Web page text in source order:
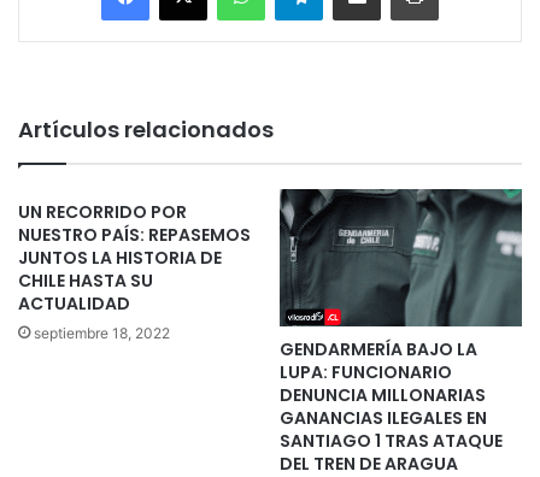
Artículos relacionados
UN RECORRIDO POR
NUESTRO PAÍS: REPASEMOS
JUNTOS LA HISTORIA DE
CHILE HASTA SU
ACTUALIDAD
septiembre 18, 2022
GENDARMERÍA BAJO LA
LUPA: FUNCIONARIO
DENUNCIA MILLONARIAS
GANANCIAS ILEGALES EN
SANTIAGO 1 TRAS ATAQUE
DEL TREN DE ARAGUA